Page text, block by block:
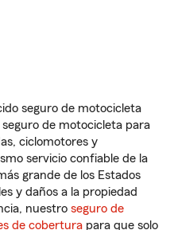
seguro de motocicleta
de motocicleta para
ciclomotores y
servicio confiable de la
grande de los Estados
y daños a la propiedad
nuestro seguro de
de cobertura para que solo